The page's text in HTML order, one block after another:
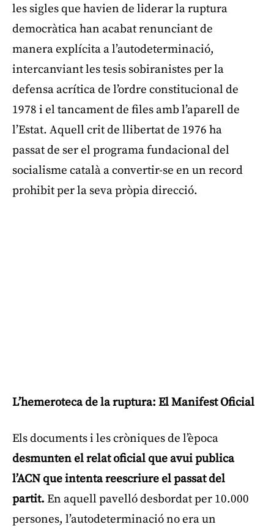
les sigles que havien de liderar la ruptura
democràtica han acabat renunciant de
manera explícita a l’autodeterminació,
intercanviant les tesis sobiranistes per la
defensa acrítica de l’ordre constitucional de
1978 i el tancament de files amb l’aparell de
l’Estat. Aquell crit de llibertat de 1976 ha
passat de ser el programa fundacional del
socialisme català a convertir-se en un record
prohibit per la seva pròpia direcció.
L’hemeroteca de la ruptura: El Manifest Oficial
Els documents i les cròniques de l’època
desmunten el relat oficial que avui publica
l’ACN que intenta reescriure el passat del
partit. En aquell pavelló desbordat per 10.000
persones, l’autodeterminació no era un